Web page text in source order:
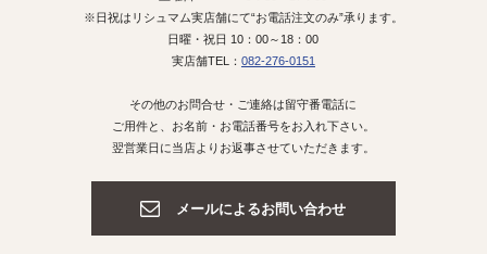
※日祝はリシュマム実店舗にて“お電話注文のみ”承ります。
日曜・祝日 10：00～18：00
実店舗TEL： 082-276-0151
その他のお問合せ・ご連絡は留守番電話に
ご用件と、お名前・お電話番号をお入れ下さい。
翌営業日に当店よりお返事させていただきます。
メールによるお問い合わせ